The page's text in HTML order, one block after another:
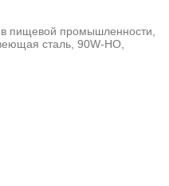
пищевой промышленности,
сталь, 90W-HO,